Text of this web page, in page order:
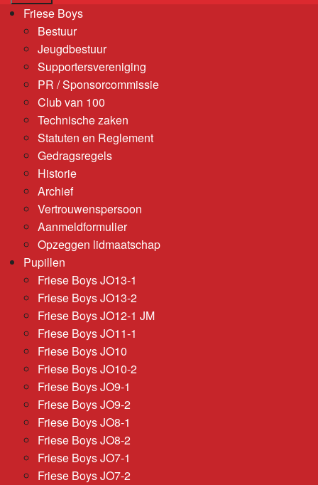
Friese Boys
Bestuur
Jeugdbestuur
Supportersvereniging
PR / Sponsorcommissie
Club van 100
Technische zaken
Statuten en Reglement
Gedragsregels
Historie
Archief
Vertrouwenspersoon
Aanmeldformulier
Opzeggen lidmaatschap
Pupillen
Friese Boys JO13-1
Friese Boys JO13-2
Friese Boys JO12-1 JM
Friese Boys JO11-1
Friese Boys JO10
Friese Boys JO10-2
Friese Boys JO9-1
Friese Boys JO9-2
Friese Boys JO8-1
Friese Boys JO8-2
Friese Boys JO7-1
Friese Boys JO7-2